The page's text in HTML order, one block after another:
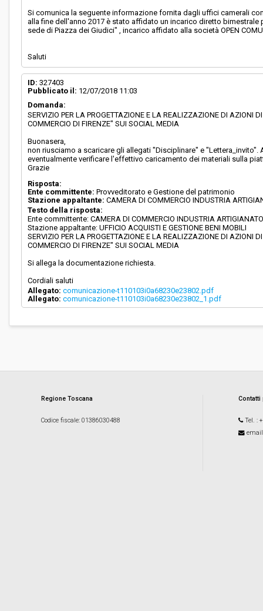
Si comunica la seguente informazione fornita dagli uffici camerali
alla fine dell'anno 2017 è stato affidato un incarico diretto bimestrale
sede di Piazza dei Giudici" , incarico affidato alla società OPEN
Saluti
ID: 327403
Pubblicato il: 12/07/2018 11:03
Domanda:
SERVIZIO PER LA PROGETTAZIONE E LA REALIZZAZIONE DI AZIONI
COMMERCIO DI FIRENZE" SUI SOCIAL MEDIA
Buonasera,
non riusciamo a scaricare gli allegati "Disciplinare" e
eventualmente verificare l'effettivo caricamento dei materiali sulla
Grazie
Risposta:
Ente committente: Provveditorato e Gestione del patrimonio
Stazione appaltante: CAMERA DI COMMERCIO INDUSTRIA
Testo della risposta:
Ente committente: CAMERA DI COMMERCIO INDUSTRIA
Stazione appaltante: UFFICIO ACQUISTI E GESTIONE BENI MOBILI
SERVIZIO PER LA PROGETTAZIONE E LA REALIZZAZIONE DI AZIONI
COMMERCIO DI FIRENZE" SUI SOCIAL MEDIA
Si allega la documentazione richiesta.
Cordiali saluti
Allegato: comunicazione-t110103i0a68230e23802.pdf
Allegato: comunicazione-t110103i0a68230e23802_1.pdf
Regione Toscana
Codice fiscale: 01386030488 Tel. :
email